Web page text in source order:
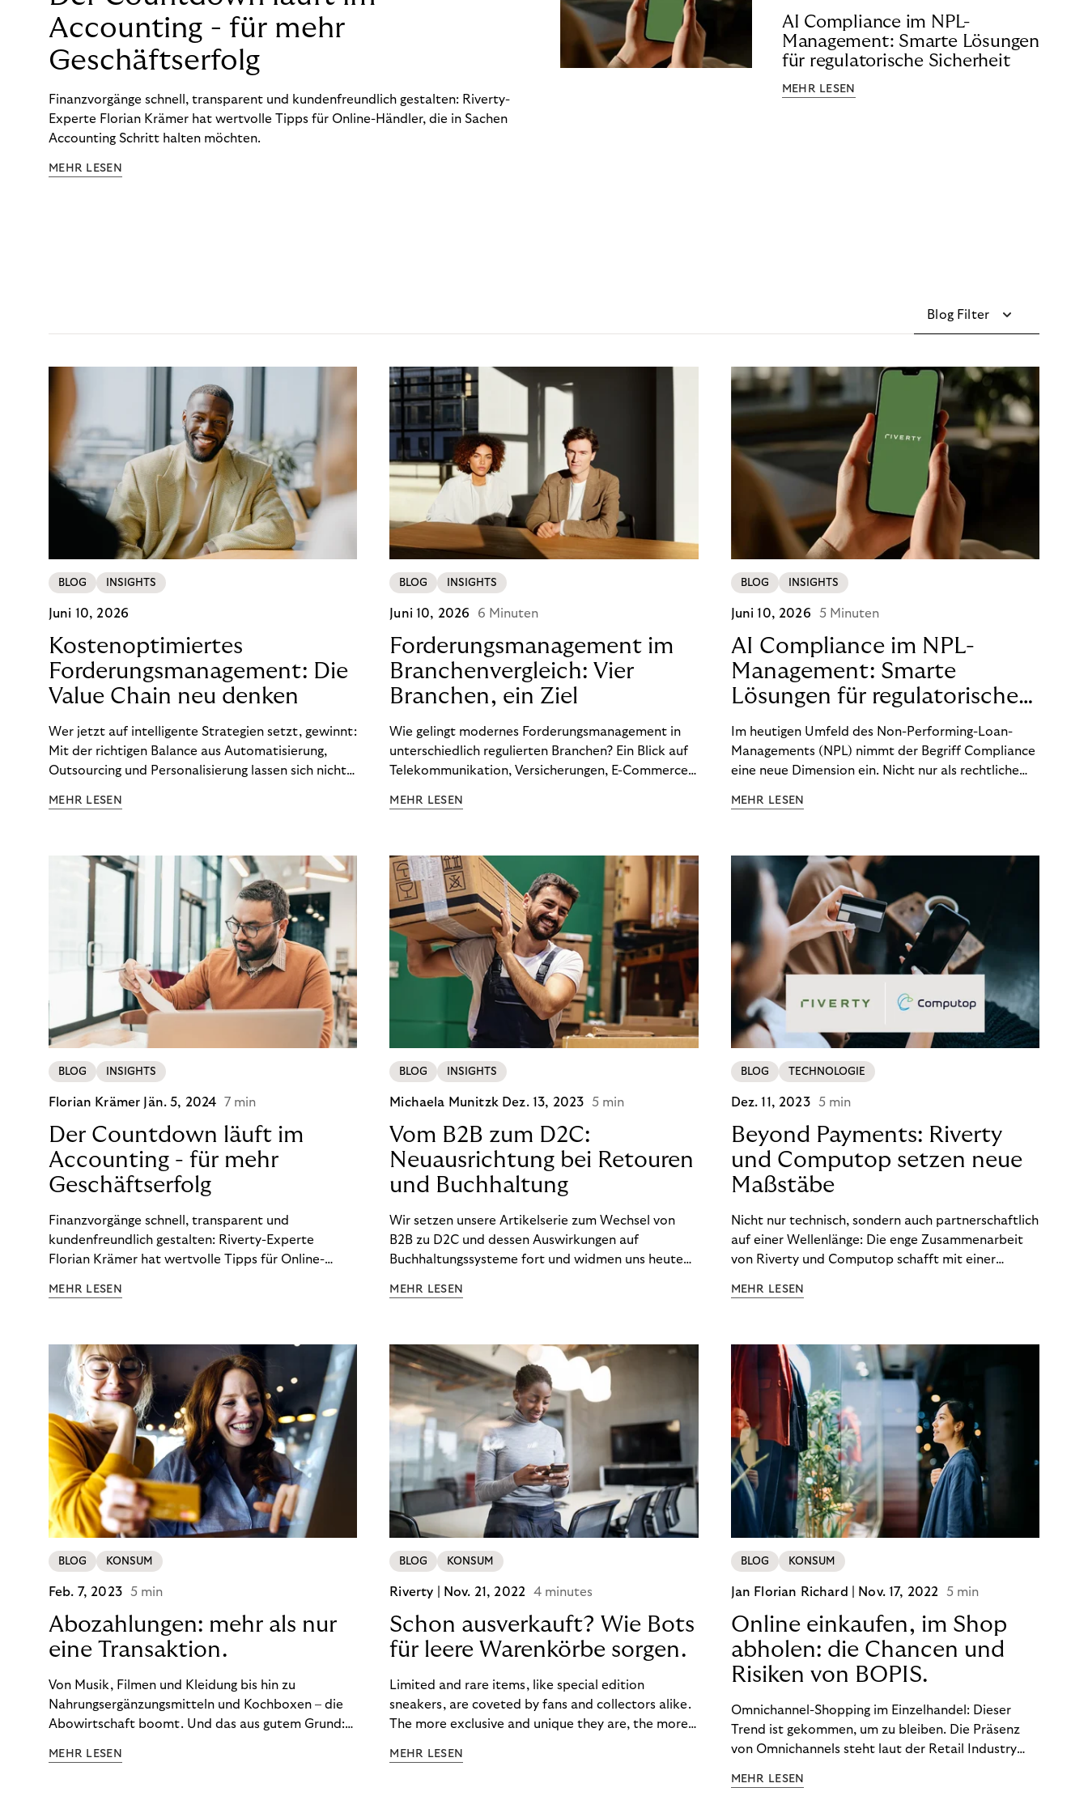
Accounting - für mehr
Geschäftserfolg
Finanzvorgänge schnell, transparent und kundenfreundlich gestalten: Riverty-
Experte Florian Krämer hat wertvolle Tipps für Online-Händler, die in Sachen
Accounting Schritt halten möchten.
MEHR LESEN
AI Compliance im NPL-
Management: Smarte Lösungen
für regulatorische Sicherheit
MEHR LESEN
Blog Filter
BLOG INSIGHTS
Juni 10, 2026
Kostenoptimiertes
Forderungsmanagement: Die
Value Chain neu denken
Wer jetzt auf intelligente Strategien setzt, gewinnt:
Mit der richtigen Balance aus Automatisierung,
Outsourcing und Personalisierung lassen sich nicht
Ergebnisse sichern. Riverty zeigt, wie Recovery-
MEHR LESEN
BLOG INSIGHTS
Juni 10, 2026 6 Minuten
Forderungsmanagement im
Branchenvergleich: Vier
Branchen, ein Ziel
Wie gelingt modernes Forderungsmanagement in
unterschiedlich regulierten Branchen? Ein Blick auf
Telekommunikation, Versicherungen, E-Commerce
wirksam reduzieren will, braucht keine
MEHR LESEN
BLOG INSIGHTS
Juni 10, 2026 5 Minuten
AI Compliance im NPL-
Management: Smarte
Lösungen für regulatorische
Sicherheit
Im heutigen Umfeld des Non-Performing-Loan-
Managements (NPL) nimmt der Begriff Compliance
eine neue Dimension ein. Nicht nur als rechtliche
Wettbewerbsvorteil. In einem Umfeld steigender
(DSGVO) – geraten viele Unternehmen an die
Grenzen traditioneller Compliance-Mechanismen.
MEHR LESEN
BLOG INSIGHTS
Florian Krämer Jän. 5, 2024 7 min
Der Countdown läuft im
Accounting - für mehr
Geschäftserfolg
Finanzvorgänge schnell, transparent und
kundenfreundlich gestalten: Riverty-Experte
Florian Krämer hat wertvolle Tipps für Online-
möchten.
MEHR LESEN
BLOG INSIGHTS
Michaela Munitzk Dez. 13, 2023 5 min
Vom B2B zum D2C:
Neuausrichtung bei Retouren
und Buchhaltung
Wir setzen unsere Artikelserie zum Wechsel von
B2B zu D2C und dessen Auswirkungen auf
Buchhaltungssysteme fort und widmen uns heute
im D2C-Bereich.
MEHR LESEN
BLOG TECHNOLOGIE
Dez. 11, 2023 5 min
Beyond Payments: Riverty
und Computop setzen neue
Maßstäbe
Nicht nur technisch, sondern auch partnerschaftlich
auf einer Wellenlänge: Die enge Zusammenarbeit
von Riverty und Computop schafft mit einer
Zahlungsabwicklung echte Mehrwerte für Händler.
MEHR LESEN
BLOG KONSUM
Feb. 7, 2023 5 min
Abozahlungen: mehr als nur
eine Transaktion.
Von Musik, Filmen und Kleidung bis hin zu
Nahrungsergänzungsmitteln und Kochboxen – die
Abowirtschaft boomt. Und das aus gutem Grund:
wünschen. Sie ermöglichen es uns, Produkte und
MEHR LESEN
BLOG KONSUM
Riverty | Nov. 21, 2022 4 minutes
Schon ausverkauft? Wie Bots
für leere Warenkörbe sorgen.
Limited and rare items, like special edition
sneakers, are coveted by fans and collectors alike.
The more exclusive and unique they are, the more
industry uses artificial scarcity, also known as a
MEHR LESEN
BLOG KONSUM
Jan Florian Richard | Nov. 17, 2022 5 min
Online einkaufen, im Shop
abholen: die Chancen und
Risiken von BOPIS.
Omnichannel-Shopping im Einzelhandel: Dieser
Trend ist gekommen, um zu bleiben. Die Präsenz
von Omnichannels steht laut der Retail Industry
nicht mehr verzichtet werden kann. Ein fester
MEHR LESEN